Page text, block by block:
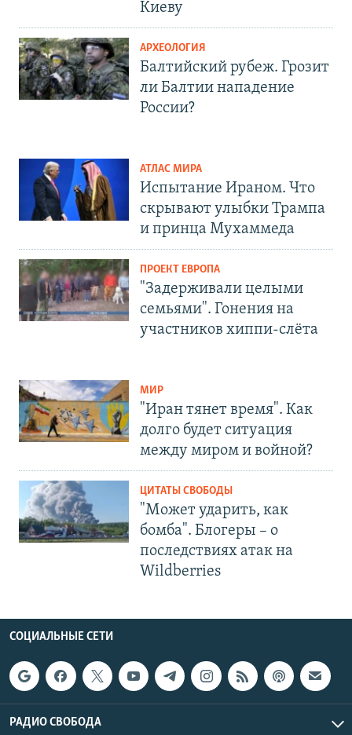
Киеву
АРХЕОЛОГИЯ
Балтийский рубеж. Грозит
ли Балтии нападение
России?
АТЛАС МИРА
Испытание Ираном. Что
скрывают улыбки Трампа
и принца Мухаммеда
ПРОЕКТ ЕВРОПА
"Задерживали целыми
семьями". Гонения на
участников хиппи-слёта
МИР
"Иран тянет время". Как
долго будет ситуация
между миром и войной?
ЦИТАТЫ СВОБОДЫ
"Может ударить, как
бомба". Блогеры – о
последствиях атак на
Wildberries
СОЦИАЛЬНЫЕ СЕТИ
РАДИО СВОБОДА